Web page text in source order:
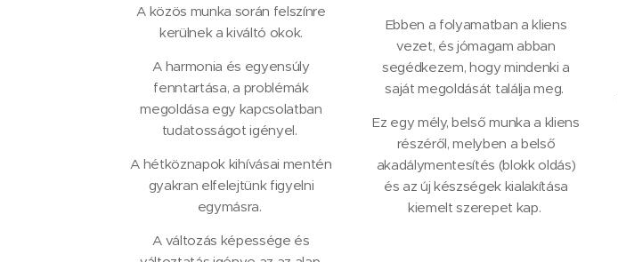
A közös munka során felszínre
kerülnek a kiváltó okok.
A harmonia és egyensúly
fenntartása, a problémák
megoldása egy kapcsolatban
tudatosságot igényel.
A hétköznapok kihívásai mentén
gyakran elfelejtünk figyelni
egymásra.
A változás képessége és
Ebben a folyamatban a kliens
vezet, és jómagam abban
segédkezem, hogy mindenki a
saját megoldását találja meg.
Ez egy mély, belső munka a kliens
részéről, melyben a belső
akadálymentesítés (blokk oldás)
és az új készségek kialakítása
kiemelt szerepet kap.